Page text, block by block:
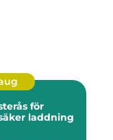
för
laddning